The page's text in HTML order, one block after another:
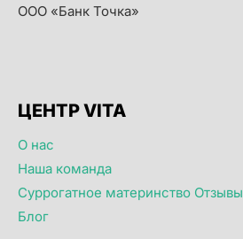
ООО «Банк Точка»
ЦЕНТР VITA
О нас
Наша команда
Суррогатное материнство Отзывы
Блог